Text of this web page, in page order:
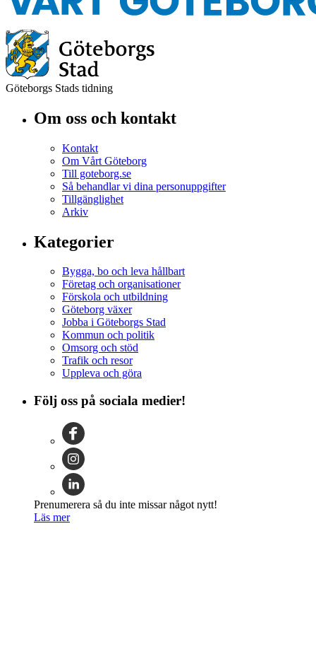
Göteborgs Stads tidning
Om oss och kontakt
Kontakt
Om Vårt Göteborg
Till goteborg.se
Så behandlar vi dina personuppgifter
Tillgänglighet
Arkiv
Kategorier
Bygga, bo och leva hållbart
Företag och organisationer
Förskola och utbildning
Göteborg växer
Jobba i Göteborgs Stad
Kommun och politik
Omsorg och stöd
Trafik och resor
Uppleva och göra
Följ oss på sociala medier!
Prenumerera så du inte missar något nytt!
Läs mer